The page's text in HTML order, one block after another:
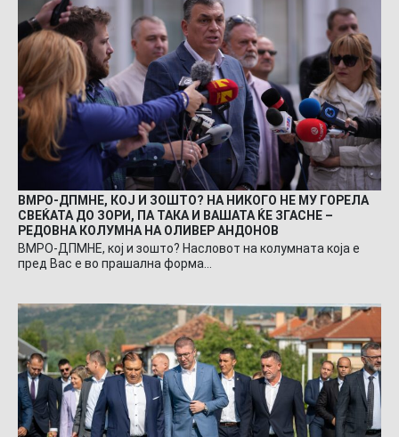
ВМРО-ДПМНЕ, КОЈ И ЗОШТО? НА НИКОГО НЕ МУ ГОРЕЛА
СВЕЌАТА ДО ЗОРИ, ПА ТАКА И ВАШАТА ЌЕ ЗГАСНЕ –
РЕДОВНА КОЛУМНА НА ОЛИВЕР АНДОНОВ
ВМРО-ДПМНЕ, кој и зошто? Насловот на колумната која е
пред Вас е во прашална форма…